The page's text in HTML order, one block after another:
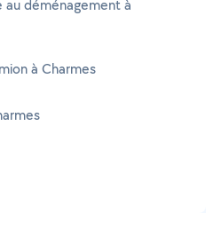
déménagement à
à Charmes